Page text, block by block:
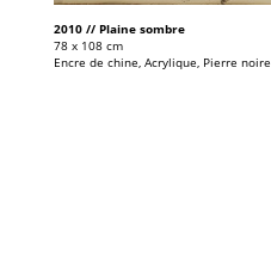
2010 // Plaine sombre
78 x 108 cm
Encre de chine, Acrylique, Pierre noire